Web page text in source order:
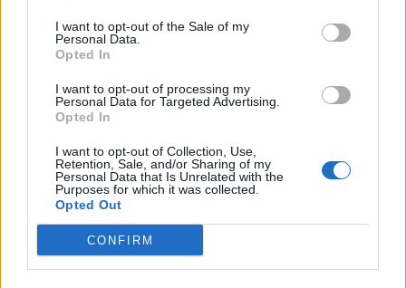
I want to opt-out of the Sale of my
Personal Data.
Opted In
I want to opt-out of processing my
Personal Data for Targeted Advertising.
Opted In
I want to opt-out of Collection, Use,
Retention, Sale, and/or Sharing of my
Personal Data that Is Unrelated with the
Purposes for which it was collected.
Opted Out
CONFIRM